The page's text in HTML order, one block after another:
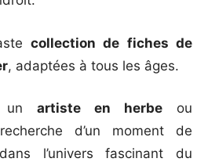
collection de fiches de
, adaptées à tous les âges.
un artiste en herbe ou
d’un moment de
l’univers fascinant du